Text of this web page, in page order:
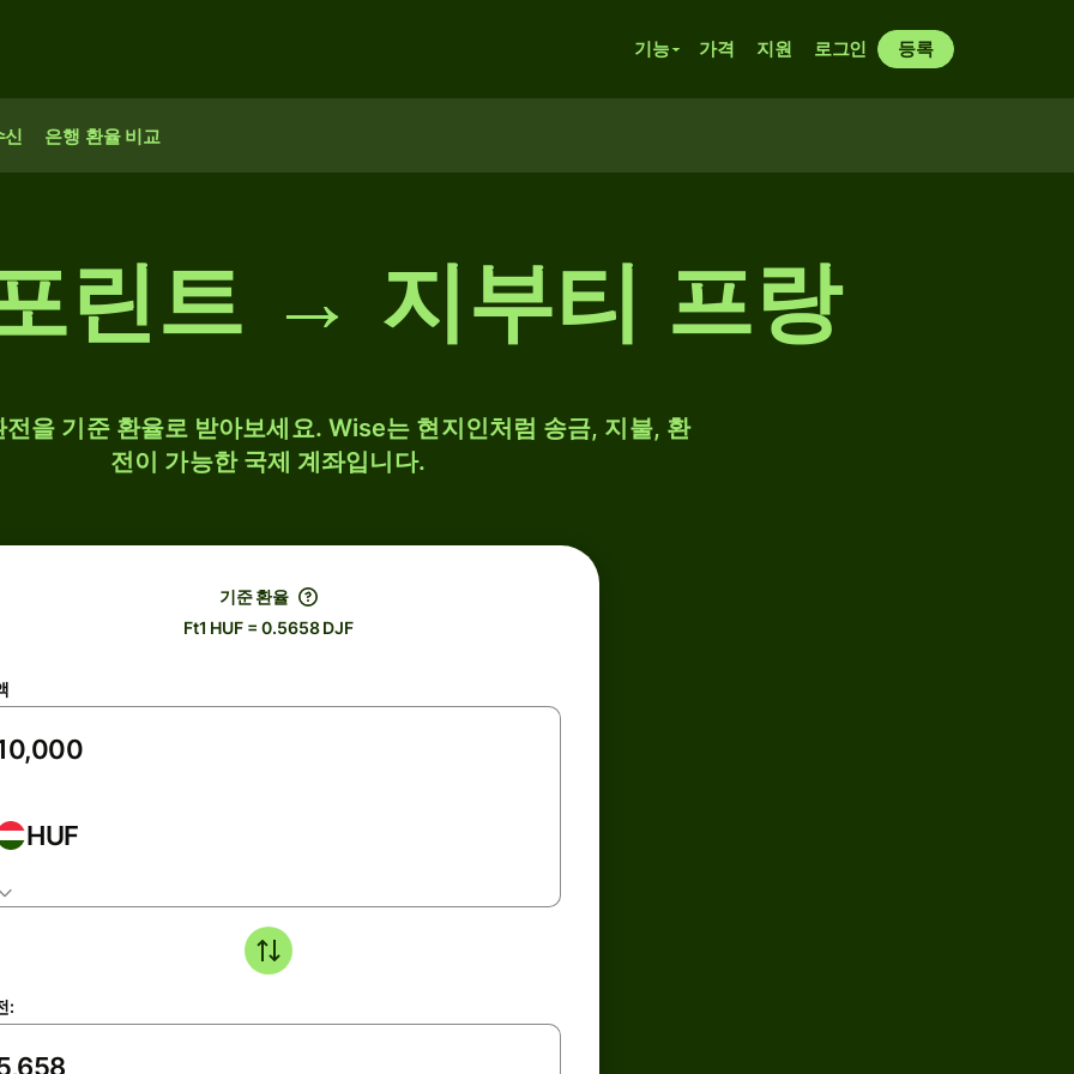
기능 가격 지원 로그인 등록
신 은행 환율 비교
린트 → 지부티 프랑
을 기준 환율로 받아보세요. Wise는 현지인처럼 송금, 지불, 환
전이 가능한 국제 계좌입니다.
기준 환율
Ft1 HUF = 0.5658 DJF
HUF
: